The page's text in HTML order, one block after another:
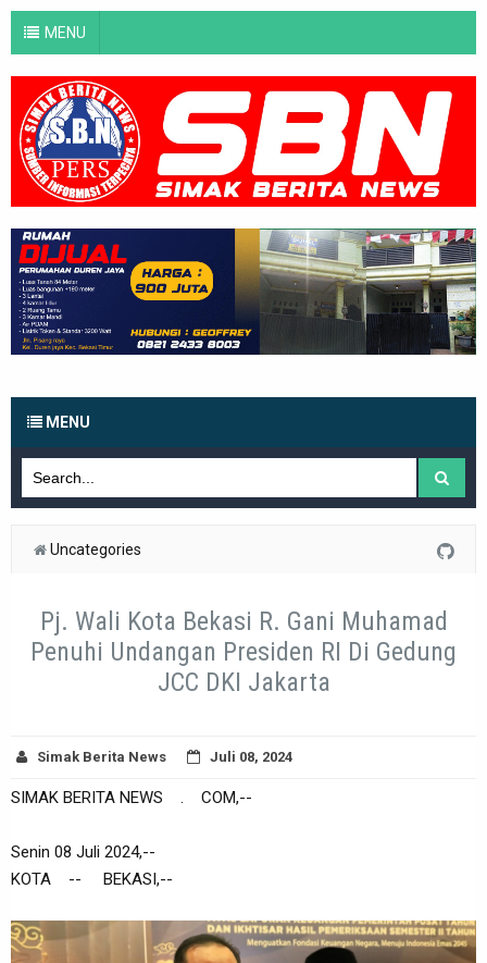
MENU
MENU
Uncategories
Pj. Wali Kota Bekasi R. Gani Muhamad
Penuhi Undangan Presiden RI Di Gedung
JCC DKI Jakarta
Simak Berita News Juli 08, 2024
SIMAK BERITA NEWS . COM,--
Senin 08 Juli 2024,--
KOTA -- BEKASI,--